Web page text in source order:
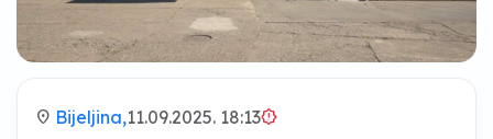
location_on Bijeljina,11.09.2025. 18:13brightness_alert